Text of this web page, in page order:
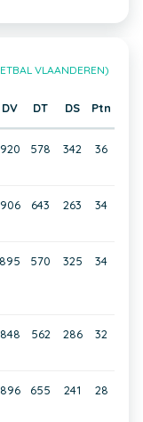
VLAANDEREN)
DV DT DS Ptn
920 578 342 36
906 643 263 34
895 570 325 34
848 562 286 32
896 655 241 28